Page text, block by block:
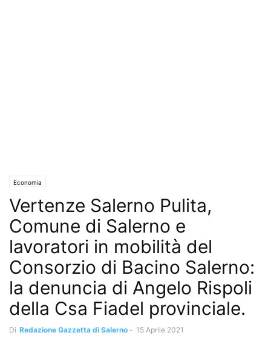
Economia
Vertenze Salerno Pulita,
Comune di Salerno e
lavoratori in mobilità del
Consorzio di Bacino Salerno:
la denuncia di Angelo Rispoli
della Csa Fiadel provinciale.
Di Redazione Gazzetta di Salerno - 15 Aprile 2021